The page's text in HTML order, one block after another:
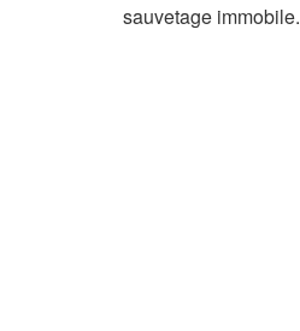
sauvetage immobile.